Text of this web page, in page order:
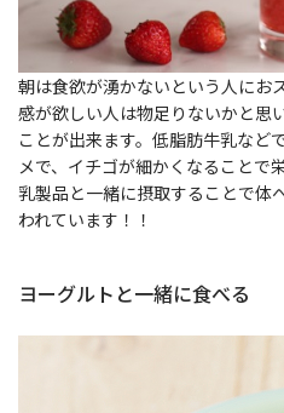
朝は食欲が湧かないという人にお
感が欲しい人は物足りないかと思
ことが出来ます。低脂肪牛乳など
メで、イチゴが細かくなることで
乳製品と一緒に摂取することで体
われています！！
ヨーグルトと一緒に食べる